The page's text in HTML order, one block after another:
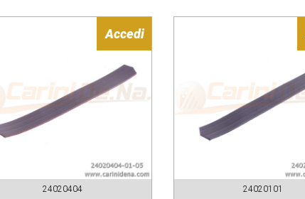
Accedi
24020404 24020101